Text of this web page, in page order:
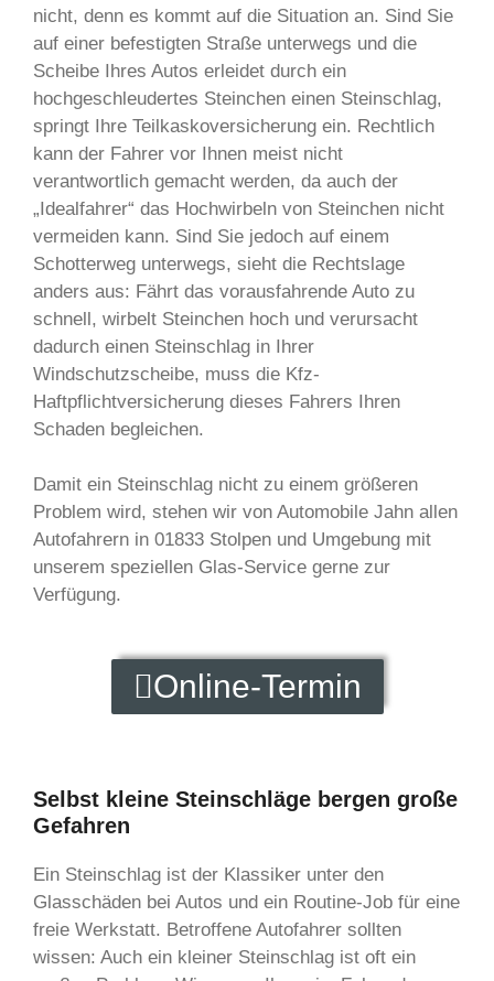
nicht, denn es kommt auf die Situation an. Sind Sie
auf einer befestigten Straße unterwegs und die
Scheibe Ihres Autos erleidet durch ein
hochgeschleudertes Steinchen einen Steinschlag,
springt Ihre Teilkaskoversicherung ein. Rechtlich
kann der Fahrer vor Ihnen meist nicht
verantwortlich gemacht werden, da auch der
„Idealfahrer“ das Hochwirbeln von Steinchen nicht
vermeiden kann. Sind Sie jedoch auf einem
Schotterweg unterwegs, sieht die Rechtslage
anders aus: Fährt das vorausfahrende Auto zu
schnell, wirbelt Steinchen hoch und verursacht
dadurch einen Steinschlag in Ihrer
Windschutzscheibe, muss die Kfz-
Haftpflichtversicherung dieses Fahrers Ihren
Schaden begleichen.
Damit ein Steinschlag nicht zu einem größeren
Problem wird, stehen wir von Automobile Jahn allen
Autofahrern in 01833 Stolpen und Umgebung mit
unserem speziellen Glas-Service gerne zur
Verfügung.
Online-Termin
Selbst kleine Steinschläge bergen große
Gefahren
Ein Steinschlag ist der Klassiker unter den
Glasschäden bei Autos und ein Routine-Job für eine
freie Werkstatt. Betroffene Autofahrer sollten
wissen: Auch ein kleiner Steinschlag ist oft ein